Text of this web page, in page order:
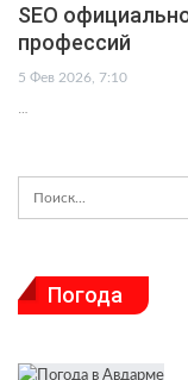
SEO
профессий
5 Фев 2026, 7:10
Погода